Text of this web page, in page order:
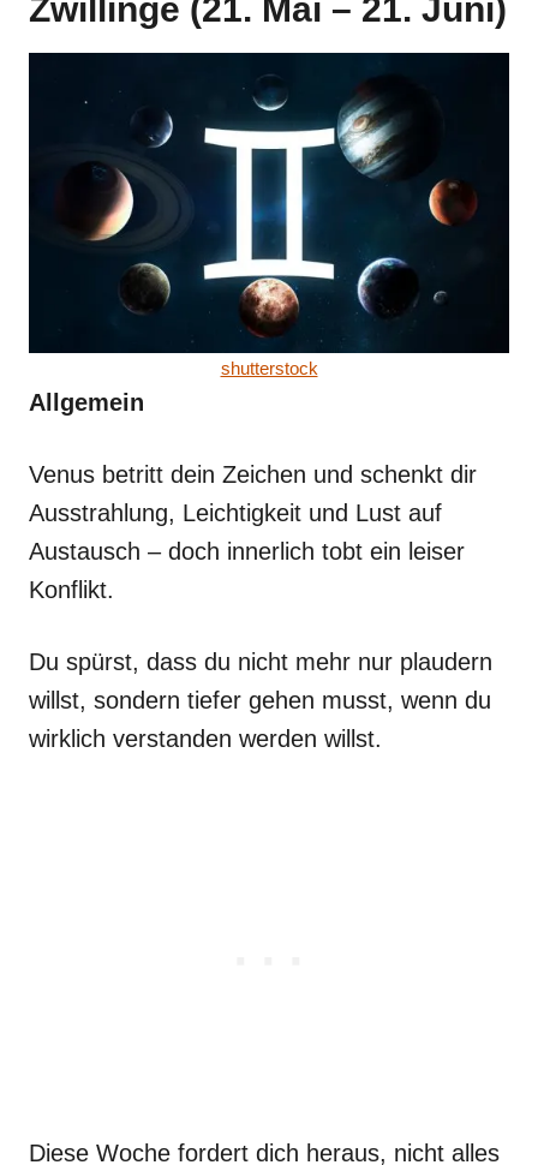
Zwillinge (21. Mai – 21. Juni)
shutterstock
Allgemein
Venus betritt dein Zeichen und schenkt dir
Ausstrahlung, Leichtigkeit und Lust auf
Austausch – doch innerlich tobt ein leiser
Konflikt.
Du spürst, dass du nicht mehr nur plaudern
willst, sondern tiefer gehen musst, wenn du
wirklich verstanden werden willst.
Diese Woche fordert dich heraus, nicht alles